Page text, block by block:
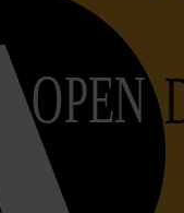
OPEN